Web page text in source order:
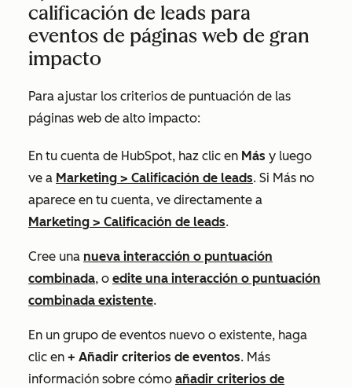
calificación de leads para
eventos de páginas web de gran
impacto
Para ajustar los criterios de puntuación de las
páginas web de alto impacto:
En tu cuenta de HubSpot, haz clic en Más y luego
ve a Marketing > Calificación de leads. Si Más no
aparece en tu cuenta, ve directamente a
Marketing > Calificación de leads.
Cree una nueva interacción o puntuación
combinada, o edite una interacción o puntuación
combinada existente.
En un grupo de eventos nuevo o existente, haga
clic en + Añadir criterios de eventos. Más
información sobre cómo añadir criterios de